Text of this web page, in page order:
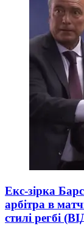
Екс-зірка
арбітра в
стилі регбі